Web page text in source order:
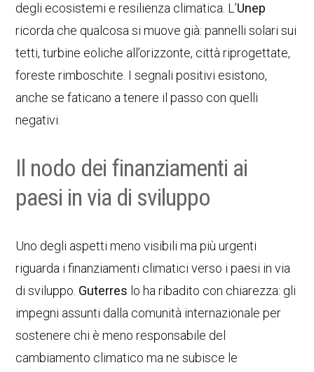
degli ecosistemi e resilienza climatica. L’Unep
ricorda che qualcosa si muove già: pannelli solari sui
tetti, turbine eoliche all’orizzonte, città riprogettate,
foreste rimboschite. I segnali positivi esistono,
anche se faticano a tenere il passo con quelli
negativi.
Il nodo dei finanziamenti ai
paesi in via di sviluppo
Uno degli aspetti meno visibili ma più urgenti
riguarda i finanziamenti climatici verso i paesi in via
di sviluppo. Guterres lo ha ribadito con chiarezza: gli
impegni assunti dalla comunità internazionale per
sostenere chi è meno responsabile del
cambiamento climatico ma ne subisce le